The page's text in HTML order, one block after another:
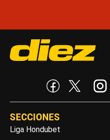
SECCIONES
Liga Hondubet